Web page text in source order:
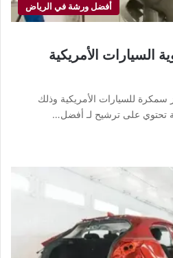
أفضل ورشة في الرياض
الأمريكية
للسيارات الأمريكية وذلك
تحتوي على ترشيح لـ أفضل…